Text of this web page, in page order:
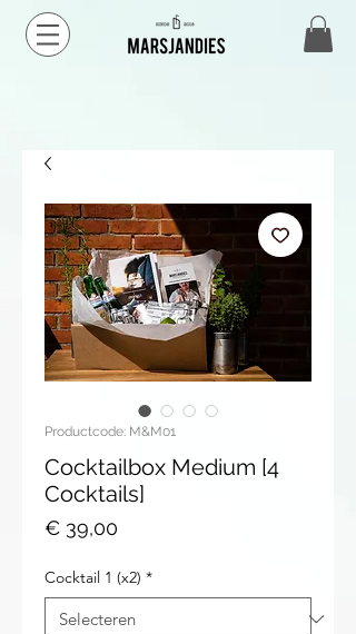
Productcode: M&M01
Cocktailbox Medium [4
Cocktails]
€ 39,00
Cocktail 1 (x2) *